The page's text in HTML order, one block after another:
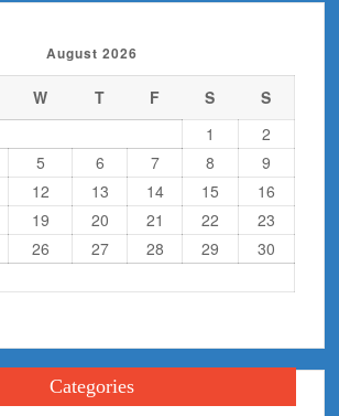
August 2026
W T F S
S
1
2
5 6 7 8
9
12 13 14 15
16
19 20 21 22
23
26 27 28 29
30
Categories